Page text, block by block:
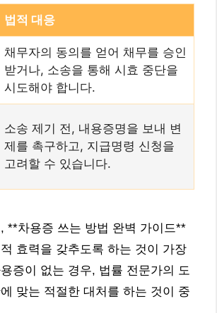
법적 대응
채무자의 동의를 얻어 채무를 승인
받거나, 소송을 통해 시효 중단을
시도해야 합니다.
소송 제기 전, 내용증명을 보내 변
제를 촉구하고, 지급명령 신청을
고려할 수 있습니다.
**차용증 쓰는 방법 완벽 가이드**
효력을 갖추도록 하는 것이 가장
증이 없는 경우, 법률 전문가의 도
맞는 적절한 대처를 하는 것이 중